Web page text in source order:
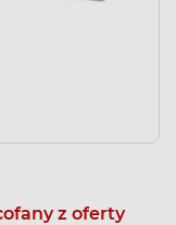
z oferty